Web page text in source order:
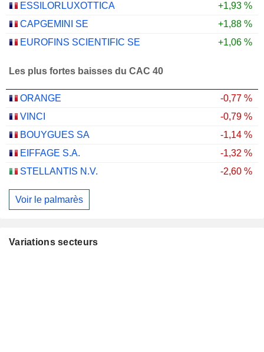
ESSILORLUXOTTICA
+1,93 %
CAPGEMINI SE
+1,88 %
EUROFINS SCIENTIFIC SE
+1,06 %
Les plus fortes baisses du CAC 40
ORANGE
-0,77 %
VINCI
-0,79 %
BOUYGUES SA
-1,14 %
EIFFAGE S.A.
-1,32 %
STELLANTIS N.V.
-2,60 %
Voir le palmarès
Variations secteurs